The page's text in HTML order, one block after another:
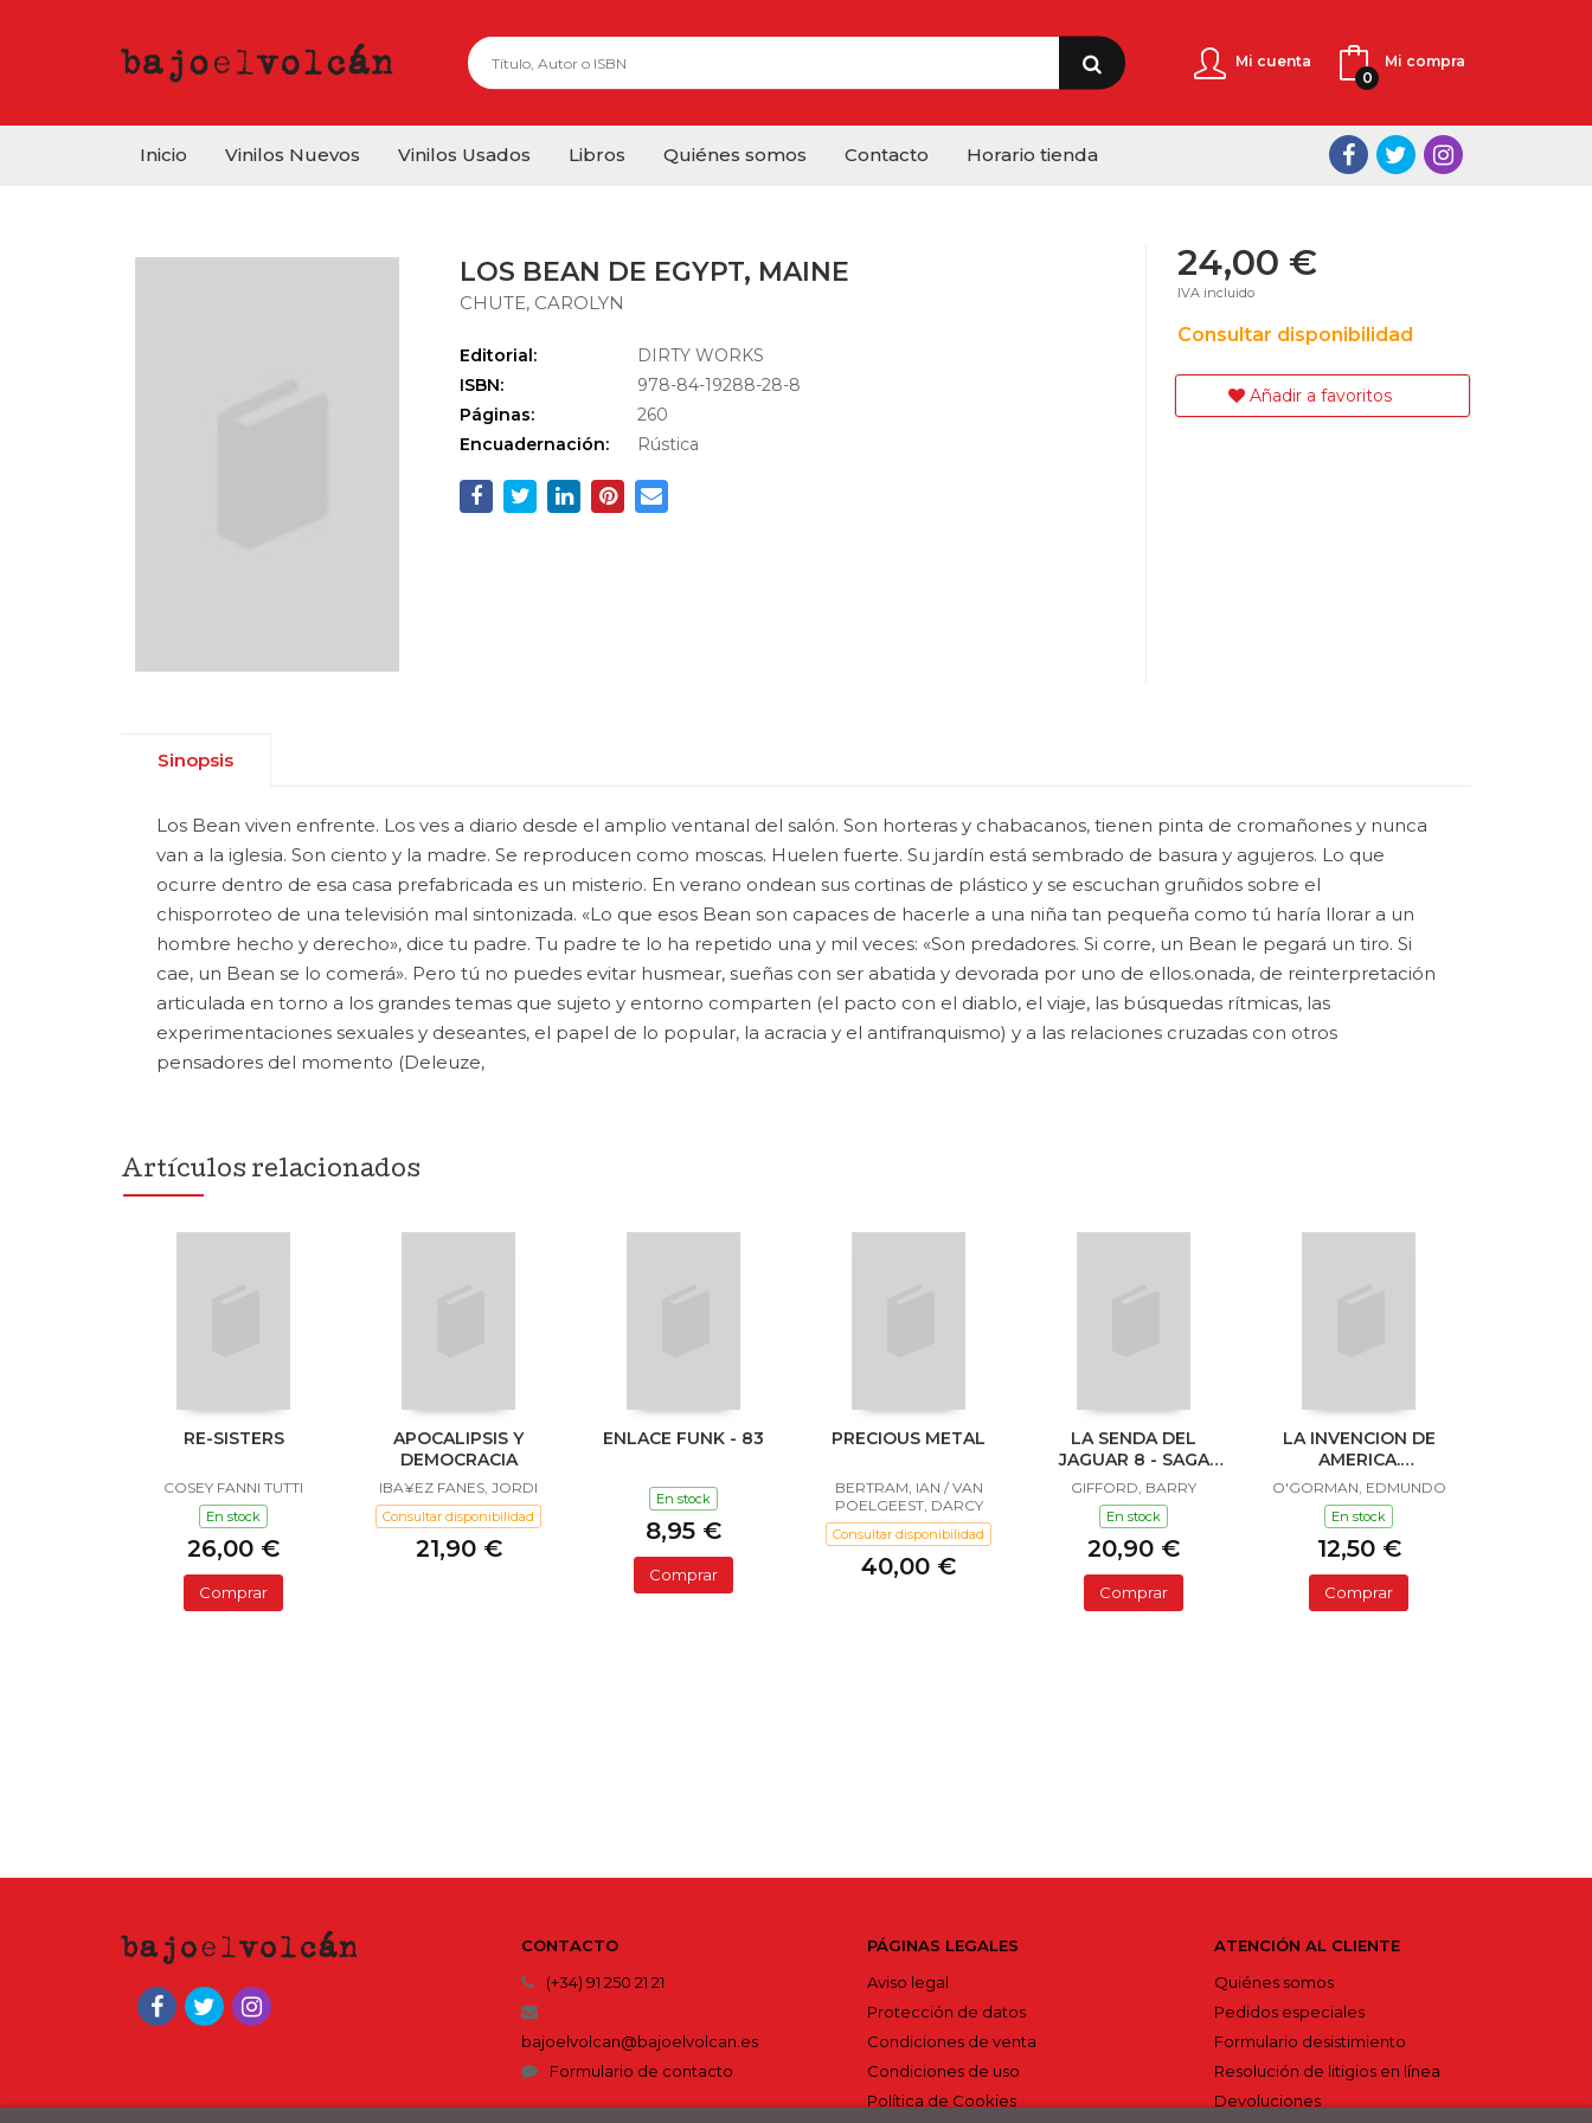
Mi cuenta
Mi compra
0
Inicio Vinilos Nuevos Vinilos Usados Libros Quiénes somos Contacto Horario tienda
LOS BEAN DE EGYPT, MAINE
CHUTE, CAROLYN
Editorial:
DIRTY WORKS
ISBN:
978-84-19288-28-8
Páginas:
260
Encuadernación:
Rústica
24,00 €
IVA incluido
Consultar disponibilidad
Añadir a favoritos
Sinopsis
Los Bean viven enfrente. Los ves a diario desde el amplio ventanal del salón. Son horteras y chabacanos, tienen pinta de cromañones y nunca
van a la iglesia. Son ciento y la madre. Se reproducen como moscas. Huelen fuerte. Su jardín está sembrado de basura y agujeros. Lo que
ocurre dentro de esa casa prefabricada es un misterio. En verano ondean sus cortinas de plástico y se escuchan gruñidos sobre el
chisporroteo de una televisión mal sintonizada. «Lo que esos Bean son capaces de hacerle a una niña tan pequeña como tú haría llorar a un
hombre hecho y derecho», dice tu padre. Tu padre te lo ha repetido una y mil veces: «Son predadores. Si corre, un Bean le pegará un tiro. Si
cae, un Bean se lo comerá». Pero tú no puedes evitar husmear, sueñas con ser abatida y devorada por uno de ellos.onada, de reinterpretación
articulada en torno a los grandes temas que sujeto y entorno comparten (el pacto con el diablo, el viaje, las búsquedas rítmicas, las
experimentaciones sexuales y deseantes, el papel de lo popular, la acracia y el antifranquismo) y a las relaciones cruzadas con otros
pensadores del momento (Deleuze,
Artículos relacionados
RE-SISTERS
COSEY FANNI TUTTI
En stock
26,00 €
Comprar
APOCALIPSIS Y
DEMOCRACIA
IBA¥EZ FANES, JORDI
Consultar disponibilidad
21,90 €
ENLACE FUNK - 83
En stock
8,95 €
Comprar
PRECIOUS METAL
BERTRAM, IAN / VAN
POELGEEST, DARCY
Consultar disponibilidad
40,00 €
LA SENDA DEL
JAGUAR 8 - SAGA
SAILOR Y LULA
GIFFORD, BARRY
En stock
20,90 €
Comprar
LA INVENCION DE
AMERICA.
INVESTIGACION
ACERCA DE L
O'GORMAN, EDMUNDO
En stock
12,50 €
Comprar
CONTACTO
(+34) 91 250 21 21
bajoelvolcan@bajoelvolcan.es
Formulario de contacto
PÁGINAS LEGALES
Aviso legal
Protección de datos
Condiciones de venta
Condiciones de uso
Política de Cookies
ATENCIÓN AL CLIENTE
Quiénes somos
Pedidos especiales
Formulario desistimiento
Resolución de litigios en línea
Devoluciones